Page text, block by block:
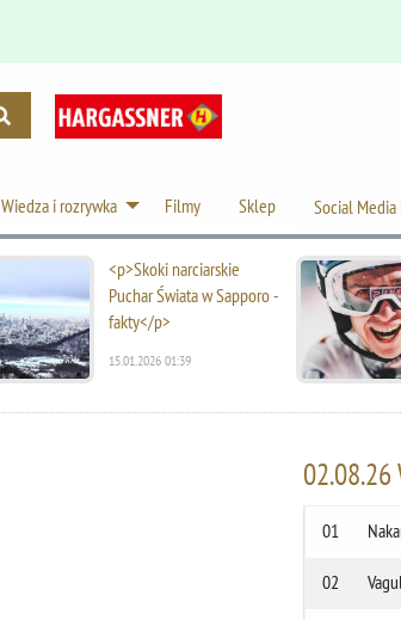
Wiedza i rozrywka Filmy Sklep Social Media
<p>Skoki narciarskie
Puchar Świata w Sapporo -
fakty</p>
15.01.2026 01:39
02.08.26
01
02